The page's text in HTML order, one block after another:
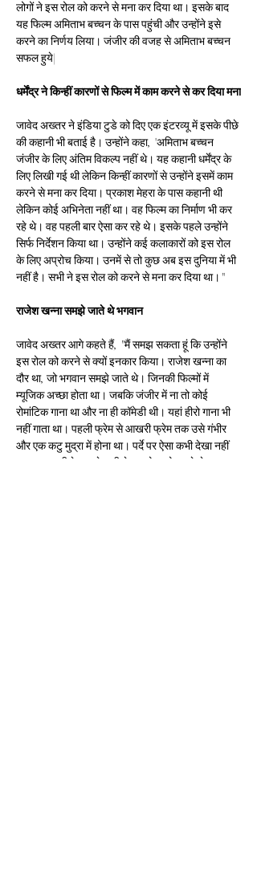
लोगों ने इस रोल को करने से मना कर दिया था। इसके बाद
यह फिल्म अमिताभ बच्चन के पास पहुंची और उन्होंने इसे
करने का निर्णय लिया। जंजीर की वजह से अमिताभ बच्चन
सफल हुये|
धर्मेंद्र ने किन्हीं कारणों से फिल्म में काम करने से कर दिया मना
जावेद अख्तर ने इंडिया टुडे को दिए एक इंटरव्यू में इसके पीछे
की कहानी भी बताई है। उन्होंने कहा, 'अमिताभ बच्चन
जंजीर के लिए अंतिम विकल्प नहीं थे। यह कहानी धर्मेंद्र के
लिए लिखी गई थी लेकिन किन्हीं कारणों से उन्होंने इसमें काम
करने से मना कर दिया। प्रकाश मेहरा के पास कहानी थी
लेकिन कोई अभिनेता नहीं था। वह फिल्म का निर्माण भी कर
रहे थे। वह पहली बार ऐसा कर रहे थे। इसके पहले उन्होंने
सिर्फ निर्देशन किया था। उन्होंने कई कलाकारों को इस रोल
के लिए अप्रोच किया। उनमें से तो कुछ अब इस दुनिया में भी
नहीं है। सभी ने इस रोल को करने से मना कर दिया था।"
राजेश खन्ना समझे जाते थे भगवान
जावेद अख्तर आगे कहते हैं, "मैं समझ सकता हूं कि उन्होंने
इस रोल को करने से क्यों इनकार किया। राजेश खन्ना का
दौर था, जो भगवान समझे जाते थे। जिनकी फिल्मों में
म्यूजिक अच्छा होता था। जबकि जंजीर में ना तो कोई
रोमांटिक गाना था और ना ही कॉमेडी थी। यहां हीरो गाना भी
नहीं गाता था। पहली फ्रेम से आखरी फ्रेम तक उसे गंभीर
और एक कटु मुद्रा में होना था। पर्दे पर ऐसा कभी देखा नहीं
गया था। इसी के चलते सभी ने इस रोल को करने से मना कर